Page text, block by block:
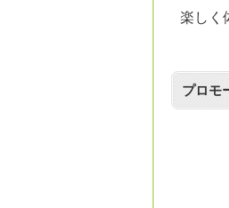
楽しく
プロモ